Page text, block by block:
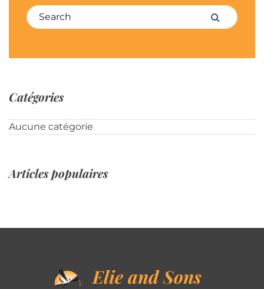
Search for: Search
Catégories
Aucune catégorie
Articles populaires
Elie and Sons